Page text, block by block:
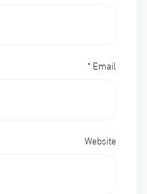
Email
*
Website